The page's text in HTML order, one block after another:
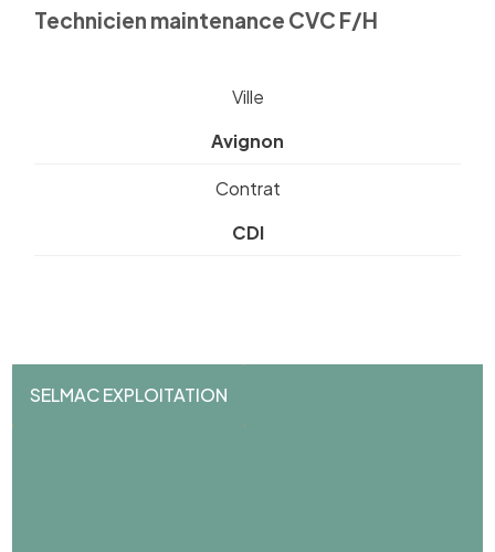
Technicien maintenance CVC F/H
Ville
Avignon
Contrat
CDI
SELMAC EXPLOITATION